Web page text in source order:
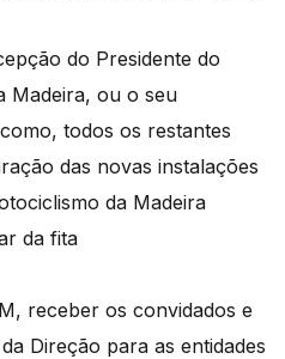
do Presidente do
Madeira, ou o seu
todos os restantes
das novas instalações
da Madeira
da fita
receber os convidados e
Direção para as entidades